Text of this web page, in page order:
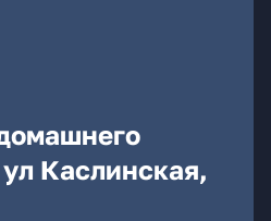
Каслинская,